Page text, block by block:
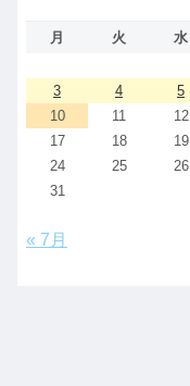
月 火 水
3
4 5
10
11 12
17
18 19
24
25 26
31
« 7月